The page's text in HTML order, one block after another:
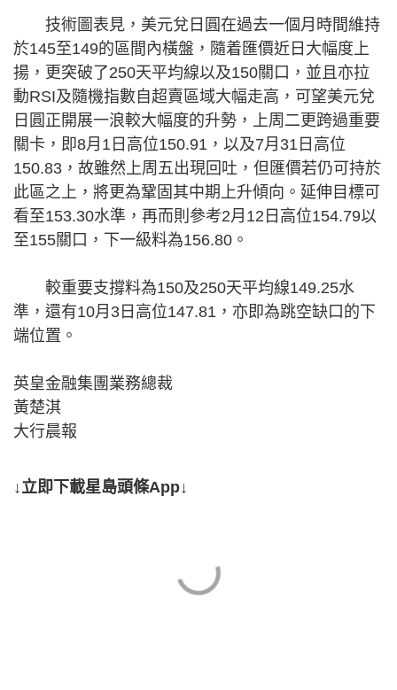
技術圖表見，美元兌日圓在過去一個月時間維持
於145至149的區間內橫盤，隨着匯價近日大幅度上
揚，更突破了250天平均線以及150關口，並且亦拉
動RSI及隨機指數自超賣區域大幅走高，可望美元兌
日圓正開展一浪較大幅度的升勢，上周二更跨過重要
關卡，即8月1日高位150.91，以及7月31日高位
150.83，故雖然上周五出現回吐，但匯價若仍可持於
此區之上，將更為鞏固其中期上升傾向。延伸目標可
看至153.30水準，再而則參考2月12日高位154.79以
至155關口，下一級料為156.80。
較重要支撐料為150及250天平均線149.25水
準，還有10月3日高位147.81，亦即為跳空缺口的下
端位置。
英皇金融集團業務總裁
黃楚淇
大行晨報
↓立即下載星島頭條App↓